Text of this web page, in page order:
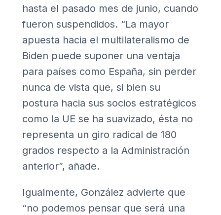
hasta el pasado mes de junio, cuando
fueron suspendidos. “La mayor
apuesta hacia el multilateralismo de
Biden puede suponer una ventaja
para países como España, sin perder
nunca de vista que, si bien su
postura hacia sus socios estratégicos
como la UE se ha suavizado, ésta no
representa un giro radical de 180
grados respecto a la Administración
anterior”, añade.
Igualmente, González advierte que
“no podemos pensar que será una